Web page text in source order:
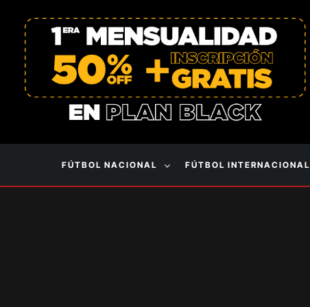
FÚTBOL NACIONAL FÚTBOL INTERNACIONAL